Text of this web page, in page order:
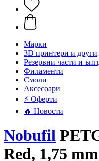
Mарки
3D принтери и други
Резервни части и
Филаменти
Смоли
Аксесоари
⚡ Оферти
🔥 Новости
Nobufil
Red, 1,75